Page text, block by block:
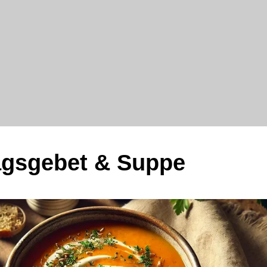
& Suppe